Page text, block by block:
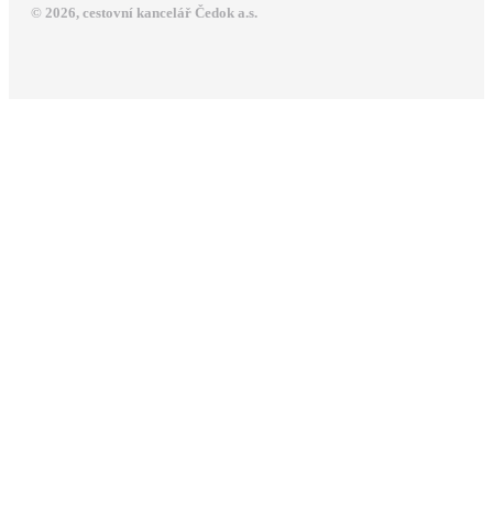
© 2026, cestovní kancelář Čedok a.s.